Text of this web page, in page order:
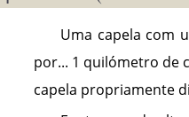
Uma capela com
por... 1 quilómetro de
capela propriamente